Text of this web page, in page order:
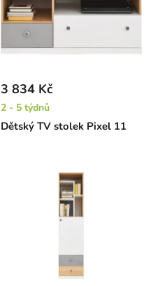
Dětský TV stolek Pixel 11
3 834 Kč
2 - 5 týdnů